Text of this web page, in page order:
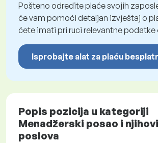
Pošteno odredite plaće svojih
će vam pomoći detaljan izvještaj o
ćete imati pri ruci relevantne podatke
Isprobajte alat za plaću
Popis pozicija u kategoriji
Menadžerski posao i
poslova